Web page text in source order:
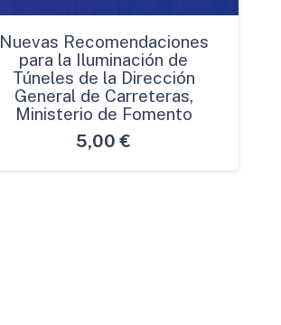
Nuevas Recomendaciones
para la Iluminación de
Túneles de la Dirección
General de Carreteras,
Ministerio de Fomento
5,00 €